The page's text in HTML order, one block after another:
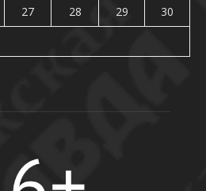
27 28 29
30